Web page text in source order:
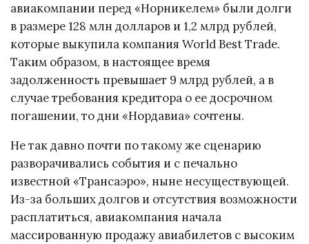
авиакомпании перед «Норникелем» были долги
в размере 128 млн долларов и 1,2 млрд рублей,
которые выкупила компания World Best Trade.
Таким образом, в настоящее время
задолженность превышает 9 млрд рублей, а в
случае требования кредитора о ее досрочном
погашении, то дни «Нордавиа» сочтены.
Не так давно почти по такому же сценарию
разворачивались события и с печально
известной «Трансаэро», ныне несуществующей.
Из-за больших долгов и отсутствия возможности
расплатиться, авиакомпания начала
массированную продажу авиабилетов с высоким